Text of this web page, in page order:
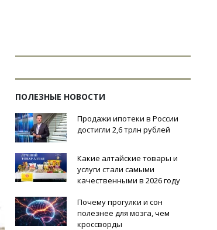
ПОЛЕЗНЫЕ НОВОСТИ
Продажи ипотеки в России
достигли 2,6 трлн рублей
Какие алтайские товары и
услуги стали самыми
качественными в 2026 году
Почему прогулки и сон
полезнее для мозга, чем
кроссворды